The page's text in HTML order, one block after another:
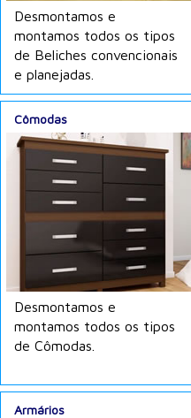
Desmontamos e
montamos todos os tipos
de Beliches convencionais
e planejadas.
Cômodas
Desmontamos e
montamos todos os tipos
de Cômodas.
Armários